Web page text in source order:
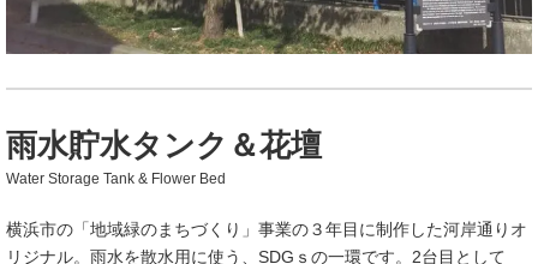
雨水貯水タンク＆花壇
Water Storage Tank & Flower Bed
横浜市の「地域緑のまちづくり」事業の３年目に制作した河岸通りオ
リジナル。雨水を散水用に使う、SDGｓの一環です。2台目として